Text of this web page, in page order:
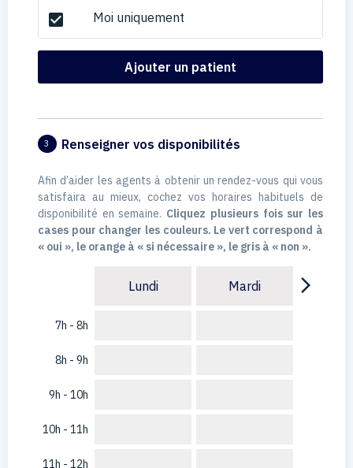
check_box Moi uniquement
Ajouter un patient
3 Renseigner vos disponibilités
Afin d’aider les agents à obtenir un rendez-vous qui vous
satisfaira au mieux, cochez vos horaires habituels de
disponibilité en semaine. Cliquez plusieurs fois sur les
cases pour changer les couleurs. Le vert correspond à
« oui », le orange à « si nécessaire », le gris à « non ».
7h - 8h
8h - 9h
9h - 10h
10h - 11h
11h - 12h
Lundi Mardi arrow_forward_ios